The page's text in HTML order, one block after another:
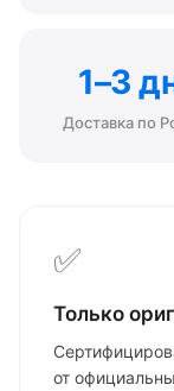
1–3
Доставка по
✅
Только
от